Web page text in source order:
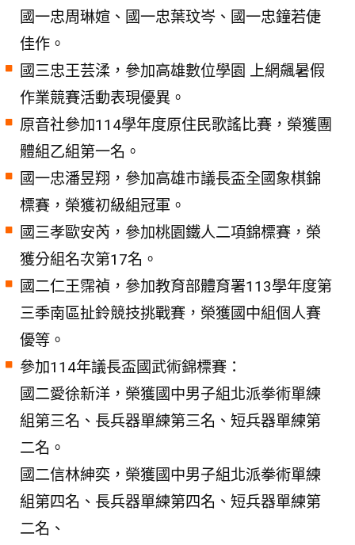
國一忠周琳媗、國一忠葉玟岑、國一忠鐘若倢
佳作。
國三忠王芸渘，參加高雄數位學園 上網飆暑假
作業競賽活動表現優異。
原音社參加114學年度原住民歌謠比賽，榮獲團
體組乙組第一名。
國一忠潘昱翔，參加高雄市議長盃全國象棋錦
標賽，榮獲初級組冠軍。
國三孝歐安芮，參加桃園鐵人二項錦標賽，榮
獲分組名次第17名。
國二仁王霈禎，參加教育部體育署113學年度第
三季南區扯鈴競技挑戰賽，榮獲國中組個人賽
優等。
參加114年議長盃國武術錦標賽：
國二愛徐新洋，榮獲國中男子組北派拳術單練
組第三名、長兵器單練第三名、短兵器單練第
二名。
國二信林紳奕，榮獲國中男子組北派拳術單練
組第四名、長兵器單練第四名、短兵器單練第
二名、